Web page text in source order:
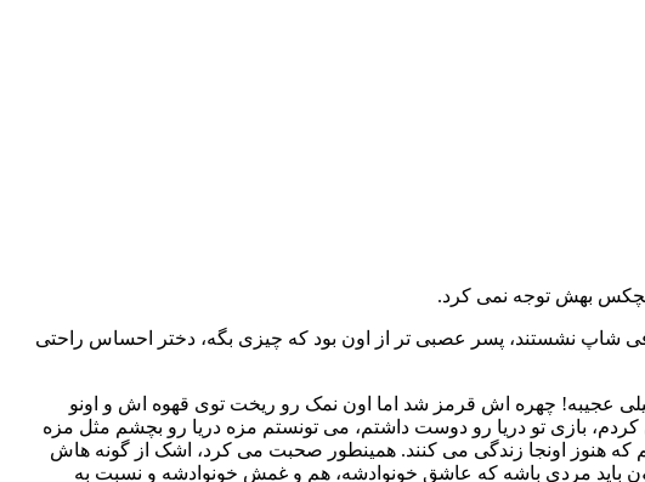
هیچکس بهش توجه نمی کرد.
شاپ نشستند، پسر عصبی تر از اون بود که چیزی بگه، دختر احساس راحتی
عجیبه! چهره اش قرمز شد اما اون نمک رو ریخت توی قهوه اش و اونو
بازی تو دریا رو دوست داشتم، می تونستم مزه دریا رو بچشم مثل مزه
که هنوز اونجا زندگی می کنند. همینطور صحبت می کرد، اشک از گونه هاش
باید مردی باشه که عاشق خونوادشه، هم و غمش خونوادشه و نسبت به